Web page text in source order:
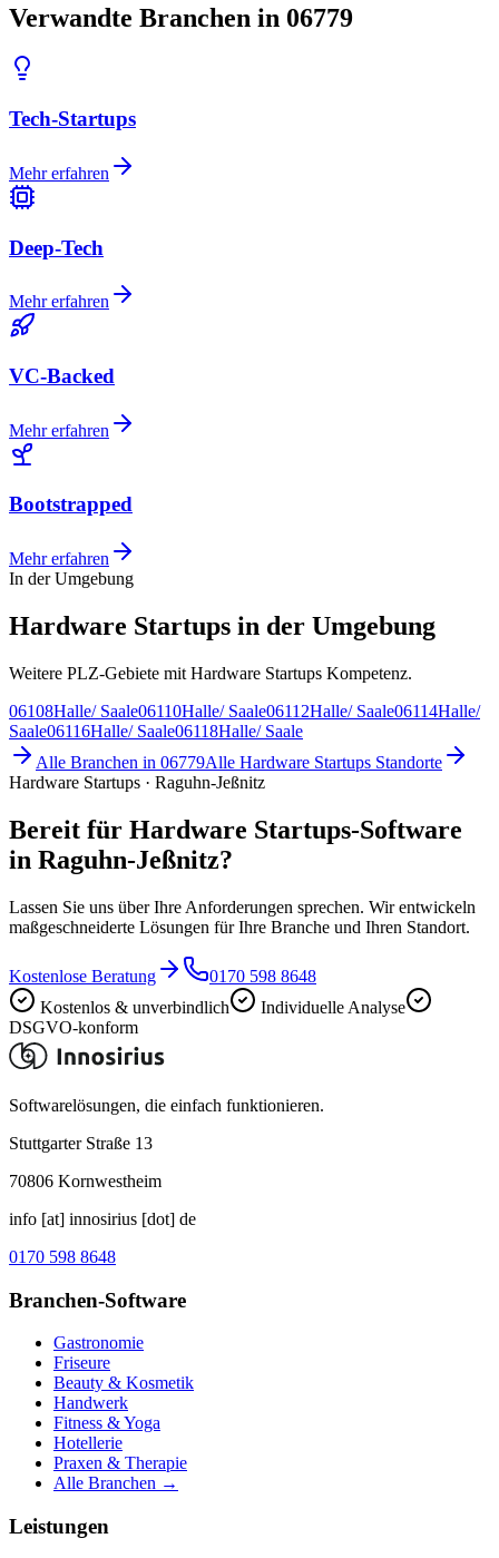
Verwandte Branchen in 06779
Tech-Startups
Mehr erfahren
Deep-Tech
Mehr erfahren
VC-Backed
Mehr erfahren
Bootstrapped
Mehr erfahren
In der Umgebung
Hardware Startups in der Umgebung
Weitere PLZ-Gebiete mit Hardware Startups Kompetenz.
06108Halle/ Saale06110Halle/ Saale06112Halle/ Saale06114Halle/
Saale06116Halle/ Saale06118Halle/ Saale
Alle Branchen in 06779Alle Hardware Startups Standorte
Hardware Startups · Raguhn-Jeßnitz
Bereit für Hardware Startups-Software
in Raguhn-Jeßnitz?
Lassen Sie uns über Ihre Anforderungen sprechen. Wir entwickeln
maßgeschneiderte Lösungen für Ihre Branche und Ihren Standort.
Kostenlose Beratung
0170 598 8648
Kostenlos & unverbindlich
Individuelle Analyse
DSGVO-konform
Softwarelösungen, die einfach funktionieren.
Stuttgarter Straße 13
70806 Kornwestheim
info [at] innosirius [dot] de
0170 598 8648
Branchen-Software
Gastronomie
Friseure
Beauty & Kosmetik
Handwerk
Fitness & Yoga
Hotellerie
Praxen & Therapie
Alle Branchen →
Leistungen